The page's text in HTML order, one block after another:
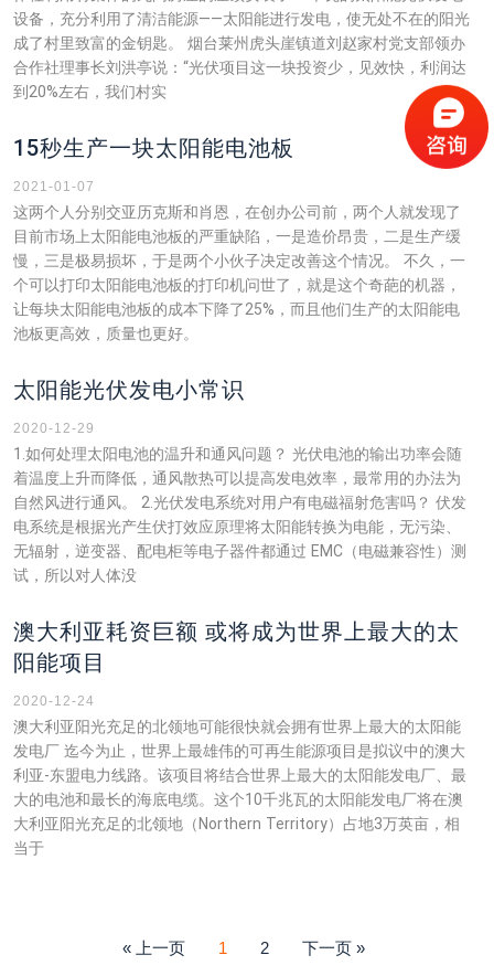
设备，充分利用了清洁能源——太阳能进行发电，使无处不在的阳光
成了村里致富的金钥匙。 烟台莱州虎头崖镇道刘赵家村党支部领办
合作社理事长刘洪亭说：“光伏项目这一块投资少，见效快，利润达
到20%左右，我们村实
15秒生产一块太阳能电池板
2021-01-07
这两个人分别交亚历克斯和肖恩，在创办公司前，两个人就发现了
目前市场上太阳能电池板的严重缺陷，一是造价昂贵，二是生产缓
慢，三是极易损坏，于是两个小伙子决定改善这个情况。 不久，一
个可以打印太阳能电池板的打印机问世了，就是这个奇葩的机器，
让每块太阳能电池板的成本下降了25%，而且他们生产的太阳能电
池板更高效，质量也更好。
太阳能光伏发电小常识
2020-12-29
1.如何处理太阳电池的温升和通风问题？ 光伏电池的输出功率会随
着温度上升而降低，通风散热可以提高发电效率，最常用的办法为
自然风进行通风。 2.光伏发电系统对用户有电磁福射危害吗？ 伏发
电系统是根据光产生伏打效应原理将太阳能转换为电能，无污染、
无辐射，逆变器、配电柜等电子器件都通过 EMC（电磁兼容性）测
试，所以对人体没
澳大利亚耗资巨额 或将成为世界上最大的太
阳能项目
2020-12-24
澳大利亚阳光充足的北领地可能很快就会拥有世界上最大的太阳能
发电厂 迄今为止，世界上最雄伟的可再生能源项目是拟议中的澳大
利亚-东盟电力线路。该项目将结合世界上最大的太阳能发电厂、最
大的电池和最长的海底电缆。这个10千兆瓦的太阳能发电厂将在澳
大利亚阳光充足的北领地（Northern Territory）占地3万英亩，相
当于
« 上一页 1 2 下一页 »